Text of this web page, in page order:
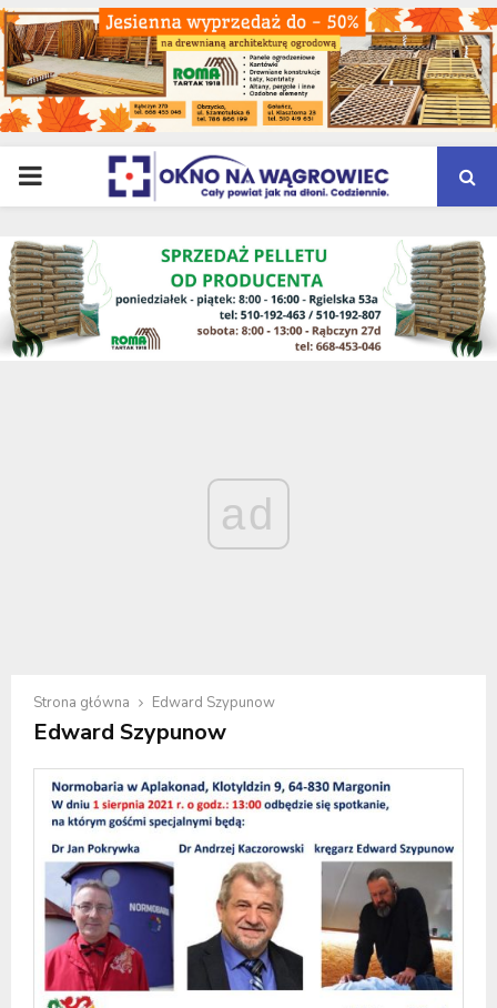
PRIMARY
MENU
ad
Strona główna Edward Szypunow
Edward Szypunow